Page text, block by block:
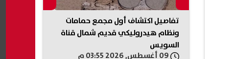
تفاصيل اكتشاف أول مجمع حمامات
ونظام هيدروليكي قديم شمال قناة
السويس